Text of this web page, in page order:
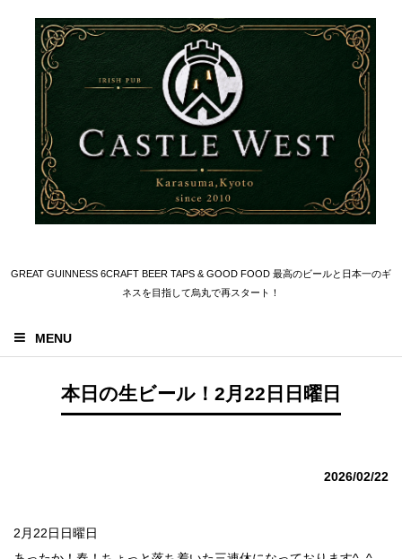
GREAT GUINNESS 6CRAFT BEER TAPS & GOOD FOOD 最高のビールと日本一のギ
ネスを目指して烏丸で再スタート！
MENU
本日の生ビール！2月22日日曜日
2026/02/22
2月22日日曜日